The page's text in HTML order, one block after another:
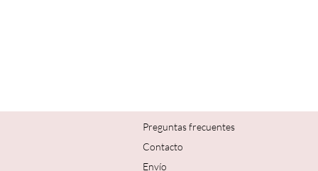
Preguntas frecuentes
Contacto
Envío